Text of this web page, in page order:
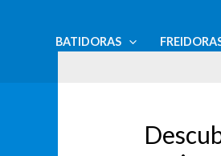
BATIDORAS
de